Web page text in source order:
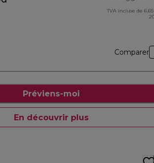
TVA incluse de
Comparer
Préviens-moi
En découvrir plus